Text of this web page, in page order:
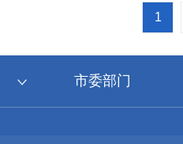
1
市委部门